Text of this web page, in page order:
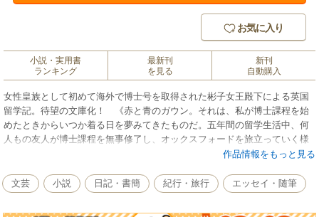
お気に入り
小説・実用書
ランキング
最新刊
を見る
新刊
自動購入
女性皇族として初めて海外で博士号を取得された彬子女王殿下による英国
留学記。待望の文庫化！ 《赤と青のガウン。それは、私が博士課程を始
めたときからいつか着る日を夢みてきたものだ。五年間の留学生活中、何
人もの友人が博士課程を無事修了し、オックスフォードを旅立っていく様
子を何度も見送ってきた。晴れ晴れとした表情でこのガウンを身にまと
ちの姿は、誇らしくもあり、またうらやましくもあった。オックスフォー
ド大学の厳しい博士課程を成し遂げた者しか袖を通すことを許されない赤
と青のガウンは、くじけそうになったときにふと頭に浮かび、オックスフ
作品情報をもっと見る
文芸 小説 日記・書簡 紀行・旅行 エッセイ・随筆